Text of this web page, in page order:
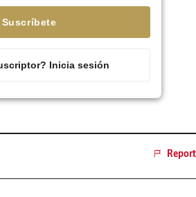
Suscríbete
Inicia sesión